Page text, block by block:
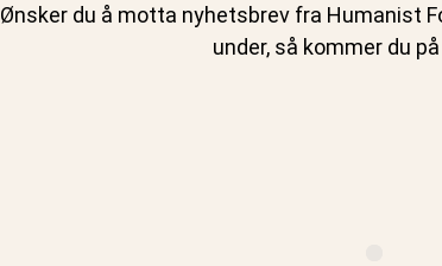
Ønsker du å motta nyhetsbrev fra Humanist
under, så kommer du